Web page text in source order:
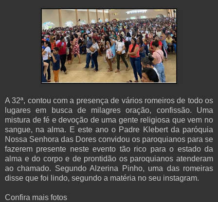
A 32ª, contou com a presença de vários romeiros de todo os
lugares em busca de milagres oração, confissão. Uma
mistura de fé e devoção de uma gente religiosa que vem no
sangue, na alma. E este ano o Padre Klebert da paróquia
Nossa Senhora das Dores convidou os paroquianos para se
fazerem presente neste evento tão rico para o estado da
alma e do corpo e de prontidão os paroquianos atenderam
ao chamado. Segundo Alzerina Pinho, uma das romeiras
disse que foi lindo, segundo a matéria no seu instagram.
Confira mais fotos